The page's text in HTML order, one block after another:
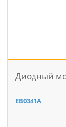
Диодный
EB0341A